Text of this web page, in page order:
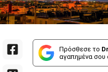
Πρόσθεσε το
αγαπημένα σου